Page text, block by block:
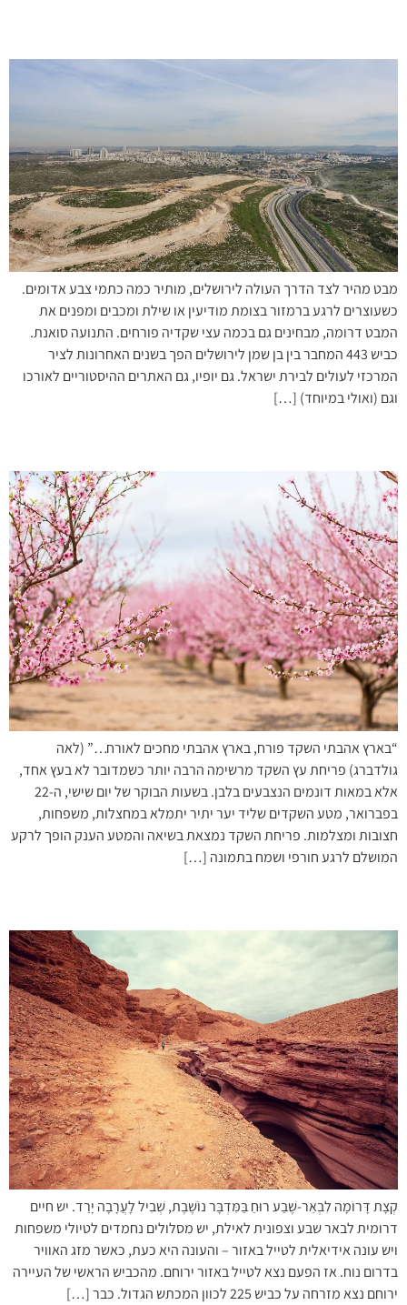
מבט מהיר לצד הדרך העולה לירושלים, מותיר כמה כתמי צבע אדומים.
כשעוצרים לרגע ברמזור בצומת מודיעין או שילת ומכבים ומפנים את
המבט דרומה, מבחינים גם בכמה עצי שקדיה פורחים. התנועה סואנת.
כביש 443 המחבר בין בן שמן לירושלים הפך בשנים האחרונות לציר
המרכזי לעולים לבירת ישראל. גם יופיו, גם האתרים ההיסטוריים לאורכו
וגם (ואולי במיוחד) […]
“בארץ אהבתי השקד פורח, בארץ אהבתי מחכים לאורח…” (לאה
גולדברג) פריחת עץ השקד מרשימה הרבה יותר כשמדובר לא בעץ אחד,
אלא במאות דונמים הנצבעים בלבן. בשעות הבוקר של יום שישי, ה-22
בפברואר, מטע השקדים שליד יער יתיר יתמלא במחצלות, משפחות,
חצובות ומצלמות. פריחת השקד נמצאת בשיאה והמטע הענק הופך לרקע
המושלם לרגע חורפי ושמח בתמונה […]
קְצָת דָּרוֹמָה לִבְאֵר-שֶׁבַע רוּחַ בַּמִּדְבָּר נוֹשֶׁבֶת, שְׁבִיל לָעֲרָבָה יָרַד. יש חיים
דרומית לבאר שבע וצפונית לאילת, יש מסלולים נחמדים לטיולי משפחות
ויש עונה אידיאלית לטייל באזור – והעונה היא כעת, כאשר מזג האוויר
בדרום נוח. אז הפעם נצא לטייל באזור ירוחם. מהכביש הראשי של העיירה
ירוחם נצא מזרחה על כביש 225 לכוון המכתש הגדול. כבר […]